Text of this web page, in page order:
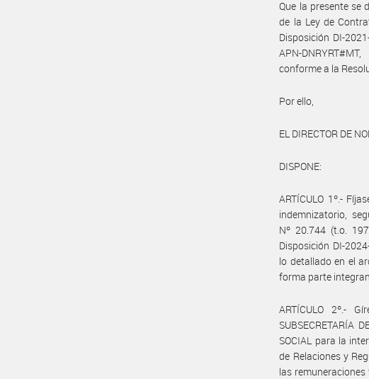
Que la presente se
de la Ley de
Disposición DI-
APN-
conforme a la
Por ello,
EL DIRECTOR DE
DISPONE:
ARTÍCULO 1º.-
indemnizatorio,
Nº 20.744 (t.o.
Disposición DI-
lo detallado en el
forma parte
ARTÍCULO 2º.-
SUBSECRETARÍA
SOCIAL para la
de Relaciones y
las